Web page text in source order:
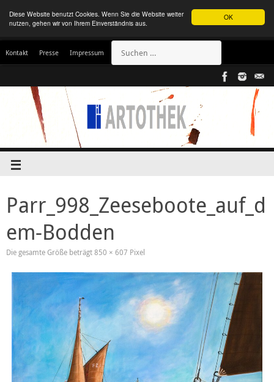
OK
Diese Website benutzt Cookies. Wenn Sie die Website weiter
nutzen, gehen wir von Ihrem Einverständnis aus.
Kontakt Presse Impressum
Parr_998_Zeeseboote_auf_d
em-Bodden
Die gesamte Größe beträgt850 × 607 Pixel